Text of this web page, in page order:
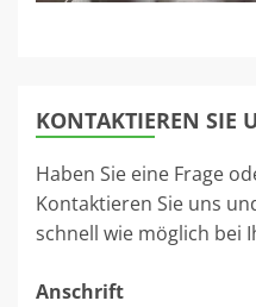
KONTAKTIEREN SIE
Haben Sie eine Frage
Kontaktieren Sie uns
schnell wie möglich bei
Anschrift